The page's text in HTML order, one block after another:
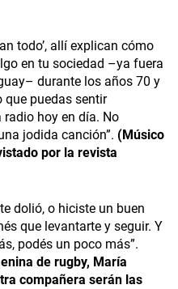
todo’, allí explican cómo
en tu sociedad –ya fuera
durante los años 70 y
que puedas sentir
hoy en día. No
jodida canción”. (Músico
por la revista
dolió, o hiciste un buen
que levantarte y seguir. Y
podés un poco más”.
de rugby, María
compañera serán las